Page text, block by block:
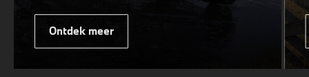
veiligheid. Of u nu kiest voor een sportieve of
elegante look, onze winterwielen zijn
ontworpen om uw rijervaring te optimaliseren,
weersomstandigheden. Profiteer nu van15%
Ontdek meer